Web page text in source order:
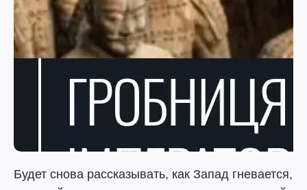
Будет снова рассказывать, как Запад гневается,